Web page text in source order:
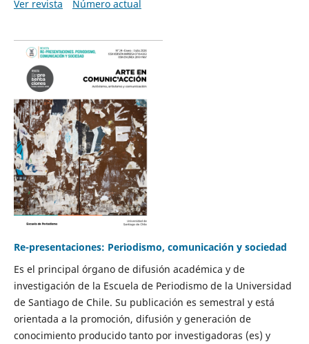
Ver revista
Número actual
Re-presentaciones: Periodismo, comunicación y sociedad
Es el principal órgano de difusión académica y de
investigación de la Escuela de Periodismo de la Universidad
de Santiago de Chile. Su publicación es semestral y está
orientada a la promoción, difusión y generación de
conocimiento producido tanto por investigadoras (es) y